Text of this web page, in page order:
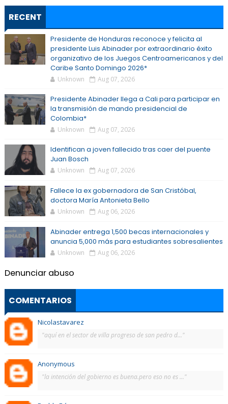
RECENT
Presidente de Honduras reconoce y felicita al
presidente Luis Abinader por extraordinario éxito
organizativo de los Juegos Centroamericanos y del
Caribe Santo Domingo 2026*
Unknown Aug 07, 2026
Presidente Abinader llega a Cali para participar en
la transmisión de mando presidencial de
Colombia*
Unknown Aug 07, 2026
Identifican a joven fallecido tras caer del puente
Juan Bosch
Unknown Aug 07, 2026
Fallece la ex gobernadora de San Cristóbal,
doctora María Antonieta Bello
Unknown Aug 06, 2026
Abinader entrega 1,500 becas internacionales y
anuncia 5,000 más para estudiantes sobresalientes
Unknown Aug 06, 2026
Denunciar abuso
COMENTARIOS
Nicolastavarez
"aquí en el sector de villa progreso de san pedro d..."
Anonymous
"la intención del gobierno es buena.pero eso no es ..."